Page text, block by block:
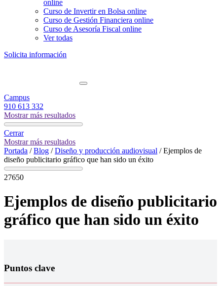
online
Curso de Invertir en Bolsa online
Curso de Gestión Financiera online
Curso de Asesoría Fiscal online
Ver todas
Solicita información
Campus
910 613 332
Mostrar más resultados
Cerrar
Mostrar más resultados
Portada /Blog /Diseño y producción audiovisual /Ejemplos de
diseño publicitario gráfico que han sido un éxito
27650
Ejemplos de diseño publicitario
gráfico que han sido un éxito
Puntos clave